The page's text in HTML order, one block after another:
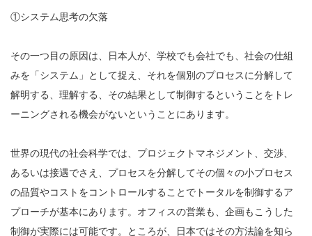
①システム思考の欠落
その一つ目の原因は、日本人が、学校でも会社でも、社会の仕組
みを「システム」として捉え、それを個別のプロセスに分解して
解明する、理解する、その結果として制御するということをトレ
ーニングされる機会がないということにあります。
世界の現代の社会科学では、プロジェクトマネジメント、交渉、
あるいは接遇でさえ、プロセスを分解してその個々の小プロセス
の品質やコストをコントロールすることでトータルを制御するア
プローチが基本にあります。オフィスの営業も、企画もこうした
制御が実際には可能です。ところが、日本ではその方法論を知ら